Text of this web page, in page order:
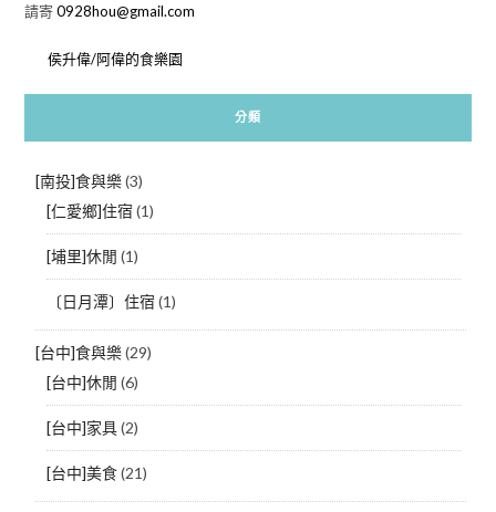
請寄0928hou@gmail.com
侯升偉/阿偉的食樂園
分類
[南投]食與樂(3)
[仁愛鄉]住宿 (1)
[埔里]休閒 (1)
〔日月潭〕住宿 (1)
[台中]食與樂(29)
[台中]休閒 (6)
[台中]家具(2)
[台中]美食(21)